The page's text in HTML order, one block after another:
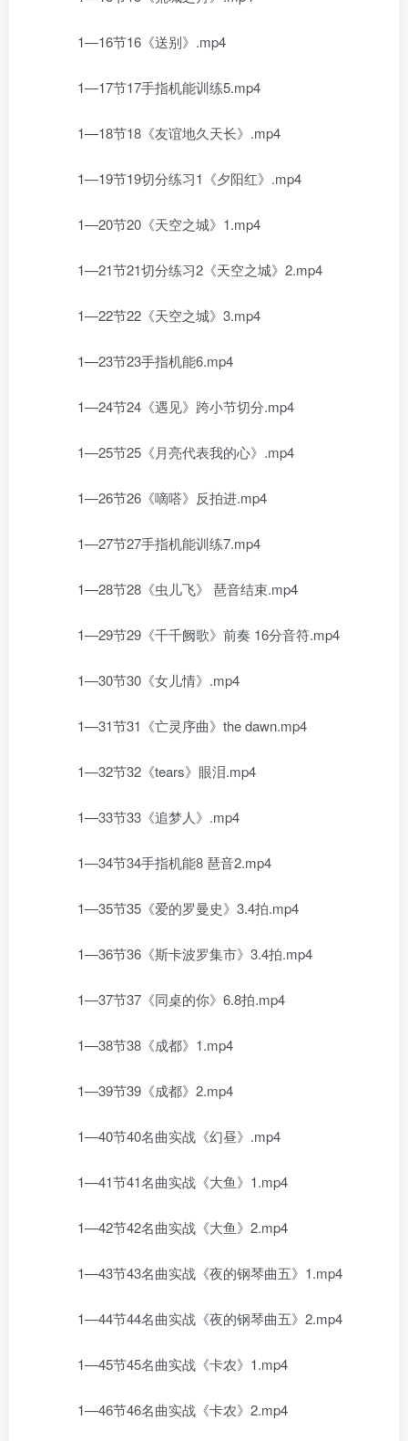
1—16节16《送别》.mp4
1—17节17手指机能训练5.mp4
1—18节18《友谊地久天长》.mp4
1—19节19切分练习1《夕阳红》.mp4
1—20节20《天空之城》1.mp4
1—21节21切分练习2《天空之城》2.mp4
1—22节22《天空之城》3.mp4
1—23节23手指机能6.mp4
1—24节24《遇见》跨小节切分.mp4
1—25节25《月亮代表我的心》.mp4
1—26节26《嘀嗒》反拍进.mp4
1—27节27手指机能训练7.mp4
1—28节28《虫儿飞》 琶音结束.mp4
1—29节29《千千阙歌》前奏 16分音符.mp4
1—30节30《女儿情》.mp4
1—31节31《亡灵序曲》the dawn.mp4
1—32节32《tears》眼泪.mp4
1—33节33《追梦人》.mp4
1—34节34手指机能8 琶音2.mp4
1—35节35《爱的罗曼史》3.4拍.mp4
1—36节36《斯卡波罗集市》3.4拍.mp4
1—37节37《同桌的你》6.8拍.mp4
1—38节38《成都》1.mp4
1—39节39《成都》2.mp4
1—40节40名曲实战《幻昼》.mp4
1—41节41名曲实战《大鱼》1.mp4
1—42节42名曲实战《大鱼》2.mp4
1—43节43名曲实战《夜的钢琴曲五》1.mp4
1—44节44名曲实战《夜的钢琴曲五》2.mp4
1—45节45名曲实战《卡农》1.mp4
1—46节46名曲实战《卡农》2.mp4